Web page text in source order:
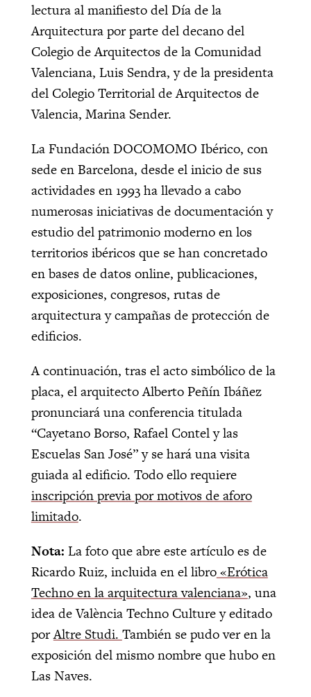
lectura al manifiesto del Día de la
Arquitectura por parte del decano del
Colegio de Arquitectos de la Comunidad
Valenciana, Luis Sendra, y de la presidenta
del Colegio Territorial de Arquitectos de
Valencia, Marina Sender.
La Fundación DOCOMOMO Ibérico, con
sede en Barcelona, desde el inicio de sus
actividades en 1993 ha llevado a cabo
numerosas iniciativas de documentación y
estudio del patrimonio moderno en los
territorios ibéricos que se han concretado
en bases de datos online, publicaciones,
exposiciones, congresos, rutas de
arquitectura y campañas de protección de
edificios.
A continuación, tras el acto simbólico de la
placa, el arquitecto Alberto Peñín Ibáñez
pronunciará una conferencia titulada
“Cayetano Borso, Rafael Contel y las
Escuelas San José” y se hará una visita
guiada al edificio. Todo ello requiere
inscripción previa por motivos de aforo
limitado.
Nota: La foto que abre este artículo es de
Ricardo Ruiz, incluida en el libro«Erótica
Techno en la arquitectura valenciana», una
idea de València Techno Culture y editado
porAltre Studi. También se pudo ver en la
exposición del mismo nombre que hubo en
Las Naves.